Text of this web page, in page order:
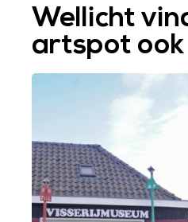
Wellicht
artspot